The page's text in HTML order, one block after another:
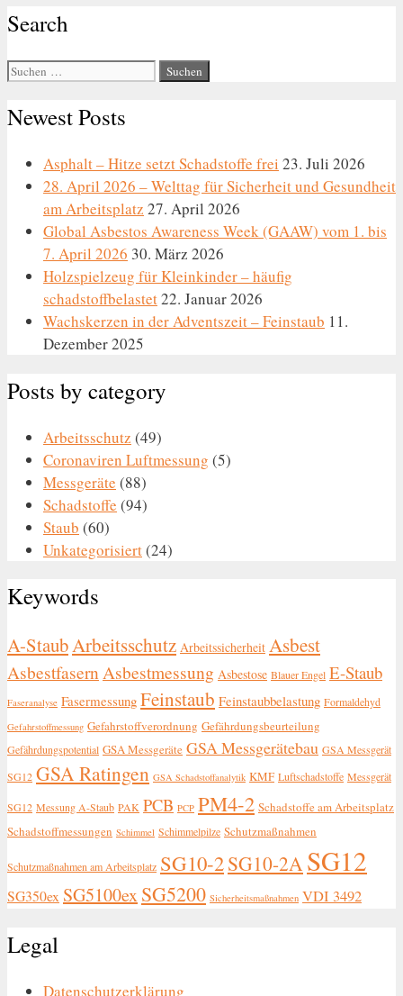
Search
Suche
Newest Posts
Asphalt – Hitze setzt Schadstoffe frei 23. Juli 2026
28. April 2026 – Welttag für Sicherheit und Gesundheit
am Arbeitsplatz 27. April 2026
Global Asbestos Awareness Week (GAAW) vom 1. bis
7. April 2026 30. März 2026
Holzspielzeug für Kleinkinder – häufig
schadstoffbelastet22. Januar 2026
Wachskerzen in der Adventszeit – Feinstaub 11.
Dezember 2025
Posts by category
Arbeitsschutz (49)
Coronaviren Luftmessung (5)
Messgeräte (88)
Schadstoffe (94)
Staub (60)
Unkategorisiert(24)
Keywords
A-StaubArbeitsschutz Arbeitssicherheit Asbest
AsbestfasernAsbestmessung Asbestose Blauer Engel E-Staub
Faseranalyse Fasermessung Feinstaub Feinstaubbelastung Formaldehyd
Gefahrstoffmessung Gefahrstoffverordnung Gefährdungsbeurteilung
Gefährdungspotential GSA Messgeräte GSA Messgerätebau GSA Messgerät
SG12 GSA Ratingen GSA Schadstoffanalytik KMF Luftschadstoffe Messgerät
SG12 Messung A-Staub PAK PCB PCP PM4-2 Schadstoffe am Arbeitsplatz
Schadstoffmessungen Schimmel Schimmelpilze Schutzmaßnahmen
Schutzmaßnahmen am Arbeitsplatz SG10-2SG10-2A SG12
SG350ex SG5100exSG5200 Sicherheitsmaßnahmen VDI 3492
Legal
Datenschutzerklärung